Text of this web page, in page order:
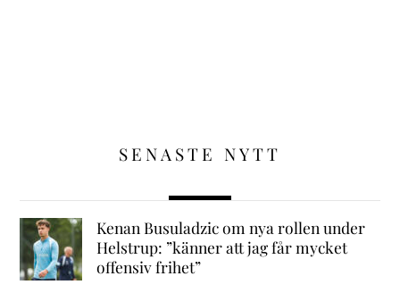
SENASTE NYTT
Kenan Busuladzic om nya rollen under
Helstrup: ”känner att jag får mycket
offensiv frihet”